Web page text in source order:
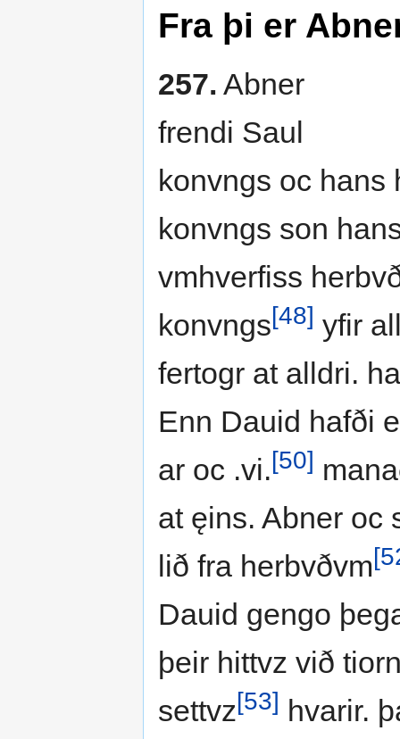
Fra þi er
257. Abner
frendi Saul
konvngs oc hans
konvngs son
vmhverfiss
konvngs[48] yfir
fertogr at alldri.
Enn Dauid hafði
ar oc .vi.[50]
at ęins. Abner oc
lið fra herbvðvm
Dauid gengo
þeir hittvz við
settvz[53] hvarir.